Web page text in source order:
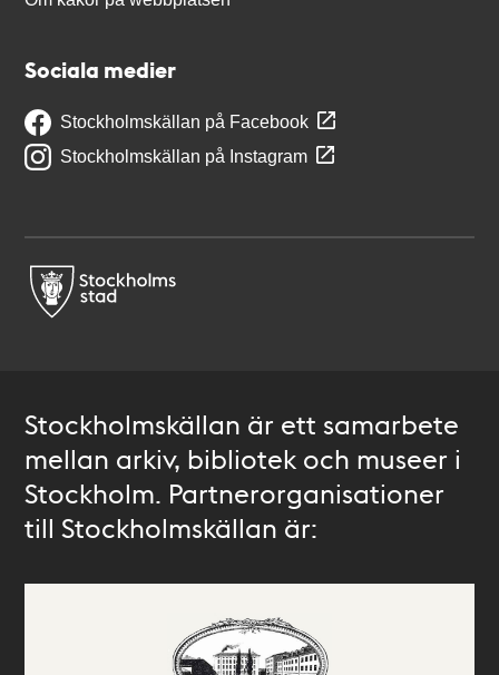
Sociala medier
Stockholmskällan på Facebook
Stockholmskällan på Instagram
Stockholmskällan är ett samarbete
mellan arkiv, bibliotek och museer i
Stockholm. Partnerorganisationer
till Stockholmskällan är: